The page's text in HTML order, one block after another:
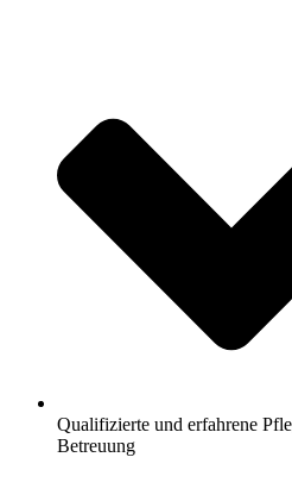
Qualifizierte und erfahrene
Betreuung